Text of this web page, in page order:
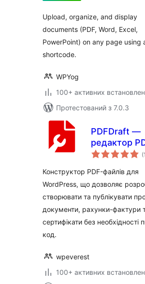
Upload, organize, and display
documents (PDF, Word, Excel,
PowerPoint) on any page using
shortcode.
WPYog
100+ активних
Протестований з 7.0.3
PDFDraft —
редактор
функцією
переглядач
(1
Конструктор PDF-файлів для
WordPress, що дозволяє
створювати та публікувати
документи, рахунки-фактури
сертифікати без необхідності
код.
wpeverest
100+ активних